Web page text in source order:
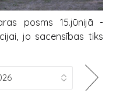
posms 15.jūnijā -
jo sacensības tiks